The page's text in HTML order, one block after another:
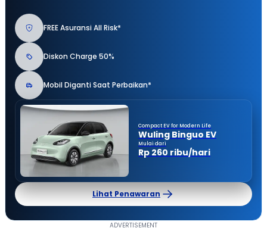
FREE Asuransi All Risk*
Diskon Charge 50%
Mobil Diganti Saat Perbaikan*
Compact EV for Modern Life
Wuling Binguo EV
Mulai dari
Rp 260 ribu/hari
Lihat Penawaran